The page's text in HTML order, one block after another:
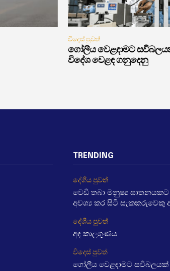
විදෙස් පුවත්
ගෝලීය වෙළඳාමට
විදේශ වෙළඳ ගනුදෙනු
TRENDING
දේශීය පුවත්
වෙඩි තබා මනුෂ්‍ය
අවශ්‍ය කර සිටි සැකකරුවෙකු
දේශීය පුවත්
අද කාලගුණය
විදෙස් පුවත්
ගෝලීය වෙළඳාමට